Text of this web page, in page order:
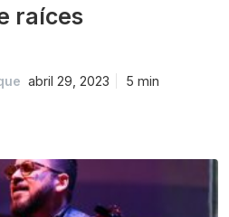
raíces
abril 29, 2023 5 min